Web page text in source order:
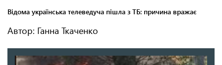
Автор: Ганна Ткаченко